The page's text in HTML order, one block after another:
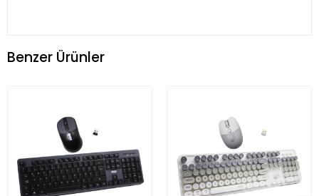
Benzer Ürünler